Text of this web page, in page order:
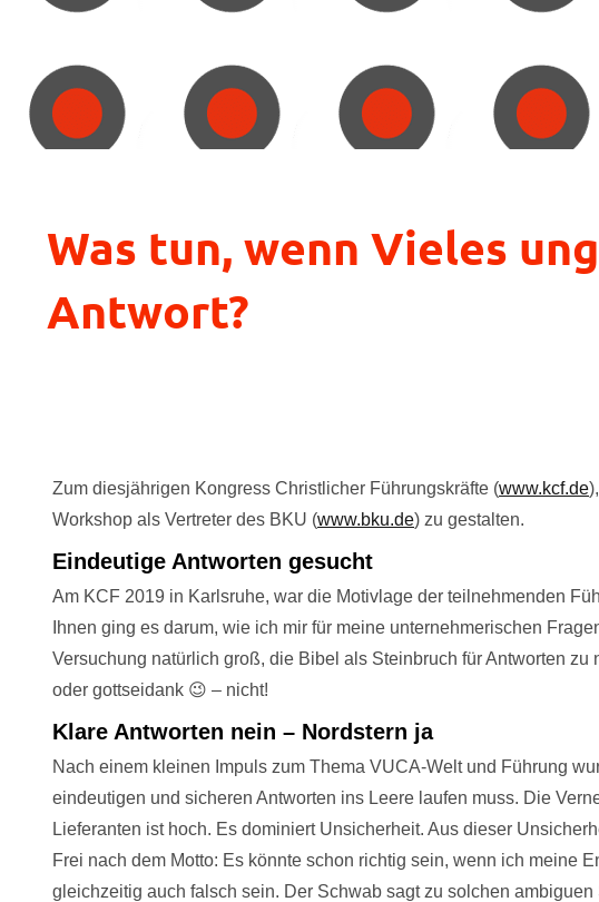
Was tun, wenn Vieles
Antwort?
Zum diesjährigen Kongress Christlicher Führungskräfte (www.kcf.de
Workshop als Vertreter des BKU (www.bku.de) zu gestalten.
Eindeutige Antworten gesucht
Am KCF 2019 in Karlsruhe, war die Motivlage der teilnehmenden
Ihnen ging es darum, wie ich mir für meine unternehmerischen
Versuchung natürlich groß, die Bibel als Steinbruch für Antworten
oder gottseidank 😉 – nicht!
Klare Antworten nein – Nordstern ja
Nach einem kleinen Impuls zum Thema VUCA-Welt und Führung
eindeutigen und sicheren Antworten ins Leere laufen muss. Die
Lieferanten ist hoch. Es dominiert Unsicherheit. Aus dieser
Frei nach dem Motto: Es könnte schon richtig sein, wenn ich meine
gleichzeitig auch falsch sein. Der Schwab sagt zu solchen ambiguen